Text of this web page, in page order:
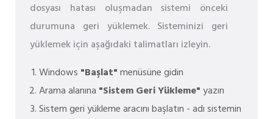
dosyası hatası oluşmadan sistemi önceki
durumuna geri yüklemek. Sisteminizi geri
yüklemek için aşağıdaki talimatları izleyin.
Windows "Başlat"menüsüne gidin
Arama alanına "Sistem Geri Yükleme"yazın
Sistem geri yükleme aracını başlatın - adı sistemin